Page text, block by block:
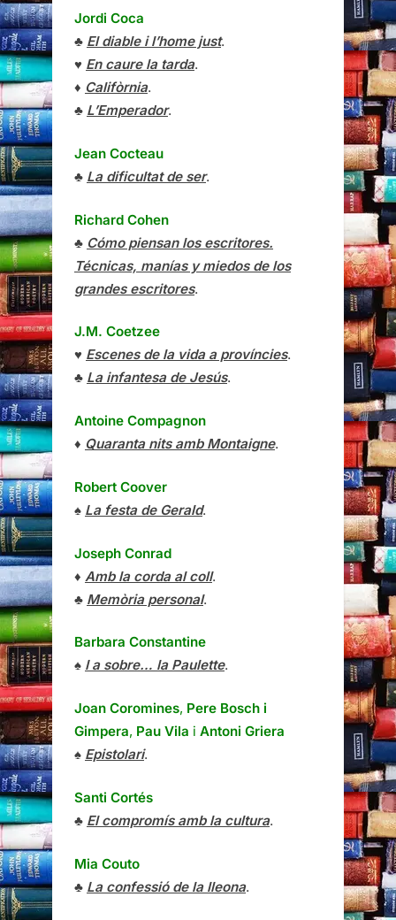
Jordi Coca
♣ El diable i l’home just.
♥ En caure la tarda.
♦ Califòrnia.
♣ L’Emperador.
Jean Cocteau
♣ La dificultat de ser.
Richard Cohen
♣ Cómo piensan los escritores.
Técnicas, manías y miedos de los
grandes escritores.
J.M. Coetzee
♥ Escenes de la vida a províncies.
♣ La infantesa de Jesús.
Antoine Compagnon
♦ Quaranta nits amb Montaigne.
Robert Coover
♠ La festa de Gerald.
Joseph Conrad
♦ Amb la corda al coll.
♣ Memòria personal.
Barbara Constantine
♠ I a sobre… la Paulette.
Joan Coromines, Pere Bosch i
Gimpera, Pau Vila i Antoni Griera
♠ Epistolari.
Santi Cortés
♣ El compromís amb la cultura.
Mia Couto
♣ La confessió de la lleona.